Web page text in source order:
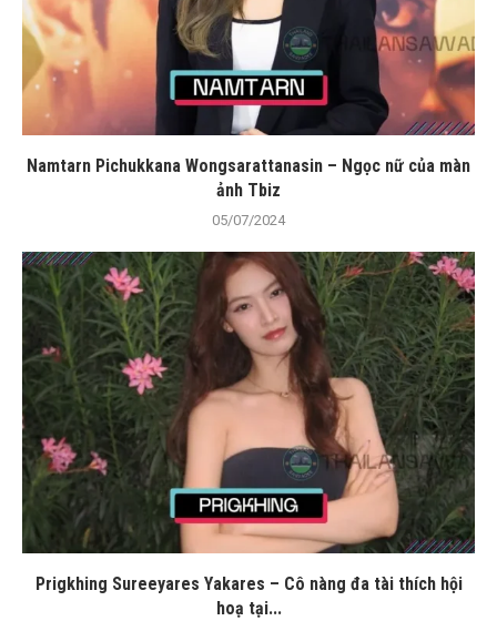
Namtarn Pichukkana Wongsarattanasin – Ngọc nữ của màn
ảnh Tbiz
05/07/2024
Prigkhing Sureeyares Yakares – Cô nàng đa tài thích hội
hoạ tại...